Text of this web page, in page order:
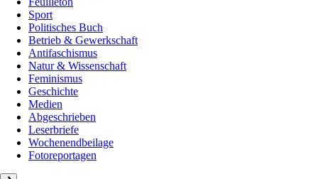
Sport
Politisches Buch
Betrieb & Gewerkschaft
Antifaschismus
Natur & Wissenschaft
Feminismus
Geschichte
Medien
Abgeschrieben
Leserbriefe
Wochenendbeilage
Fotoreportagen